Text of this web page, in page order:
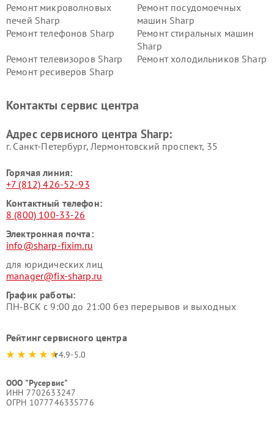
Ремонт микроволновых
печей Sharp
Ремонт посудомоечных
машин Sharp
Ремонт телефонов Sharp
Ремонт стиральных машин
Sharp
Ремонт телевизоров Sharp
Ремонт холодильников Sharp
Ремонт ресиверов Sharp
Контакты сервис центра
Адрес сервисного центра Sharp:
г. Санкт-Петербург, Лермонтовский проспект, 35
Горячая линия:
+7 (812) 426-52-93
Контактный телефон:
8 (800) 100-33-26
Электронная почта:
info@sharp-fixim.ru
для юридических лиц
manager@fix-sharp.ru
График работы:
ПН-ВСК с 9:00 до 21:00 без перерывов и выходных
Рейтинг сервисного центра
4.9-5.0
ООО "Русервис"
ИНН 7702633247
ОГРН 1077746335776